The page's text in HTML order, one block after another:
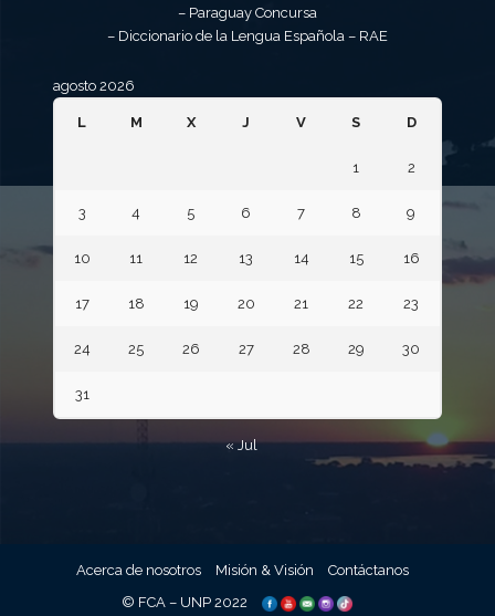
– Paraguay Concursa
– Diccionario de la Lengua Española – RAE
agosto 2026
L M X J V S D
1 2
3 4 5 6 7 8 9
10 11 12 13 14 15 16
17 18 19 20 21 22 23
24 25 26 27 28 29 30
31
« Jul
Acerca de nosotros Misión & Visión
Contáctanos
© FCA – UNP 2022